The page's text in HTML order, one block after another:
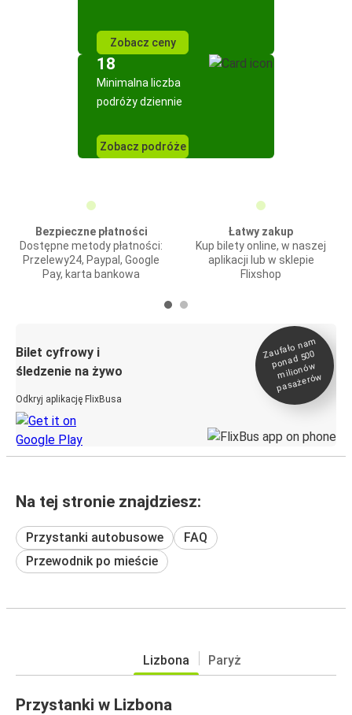
Zobacz ceny
18
Minimalna liczba
podróży dziennie
Zobacz podróże
Bezpieczne płatności
Dostępne metody płatności:
Przelewy24, Paypal, Google
Pay, karta bankowa
Łatwy zakup
Kup bilety online, w naszej
aplikacji lub w sklepie
Flixshop
Bilet cyfrowy i
śledzenie na żywo
Odkryj aplikację FlixBusa
Zaufało na
m
ponad 500
milionó
w
pasażeró
w
Na tej stronie znajdziesz:
Przystanki autobusowe
FAQ
Przewodnik po mieście
Lizbona Paryż
Przystanki w Lizbona